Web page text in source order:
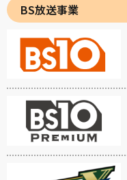
BS放送事業